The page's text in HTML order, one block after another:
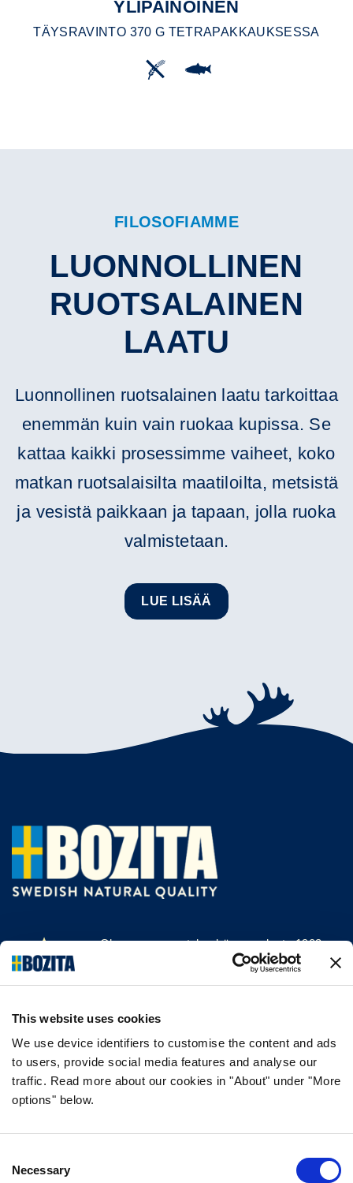
This website uses cookies
We use device identifiers to customise the content and ads
to users, provide social media features and analyse our
traffic. Read more about our cookies in "About" under "More
options" below.
Selection
Necessary
YLIPAINOINEN
TÄYSRAVINTO 370 G TETRAPAKKAUKSESSA
FILOSOFIAMME
LUONNOLLINEN
RUOTSALAINEN
LAATU
Luonnollinen ruotsalainen laatu tarkoittaa
enemmän kuin vain ruokaa kupissa. Se
kattaa kaikki prosessimme vaiheet, koko
matkan ruotsalaisilta maatiloilta, metsistä
ja vesistä paikkaan ja tapaan, jolla ruoka
valmistetaan.
LUE LISÄÄ
Olemme menestyksekäs, vuodesta 1903
saakka kissan- ja koiranruokaa valmistava
yritys Vårgårdasta, Ruotsista. Pidämme
Teemme koiran- ja kissanruokaa
korkealaatuisista ainesosista ja ilman
tarpeettomia lisäaineita.
USEIN KYSYTYT KYSYMYKSET